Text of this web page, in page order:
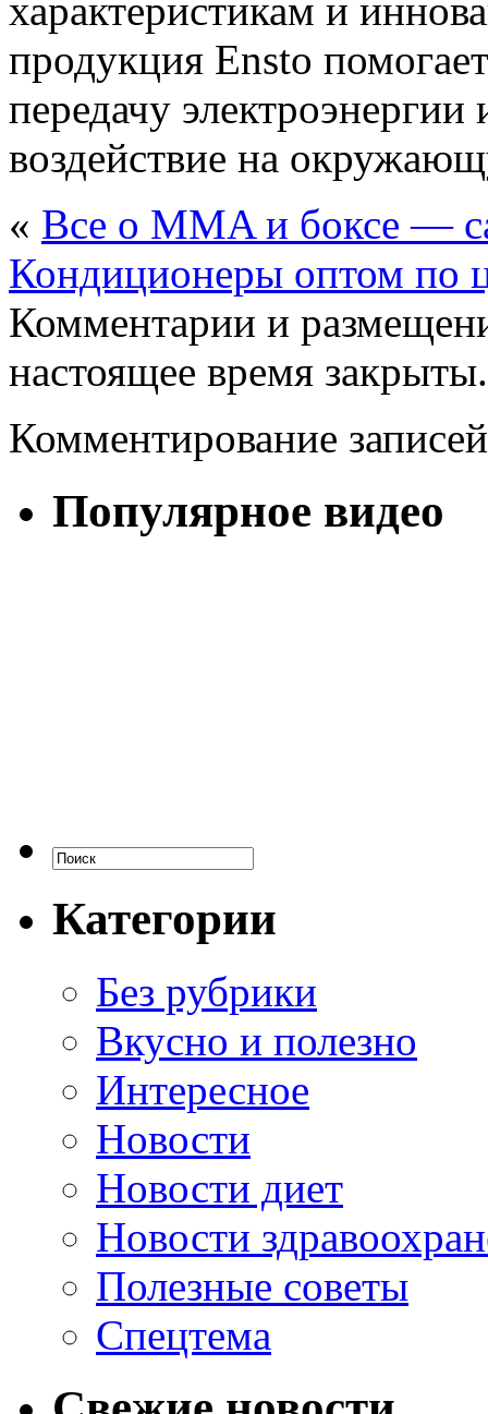
характеристикам и
продукция Ensto
передачу электроэнергии
воздействие на
« Все о MMA и боксе —
Кондиционеры оптом по
Комментарии и
настоящее время закрыты.
Комментирование
Популярное видео
Категории
Без рубрики
Вкусно и полезно
Интересное
Новости
Новости диет
Новости
Полезные советы
Спецтема